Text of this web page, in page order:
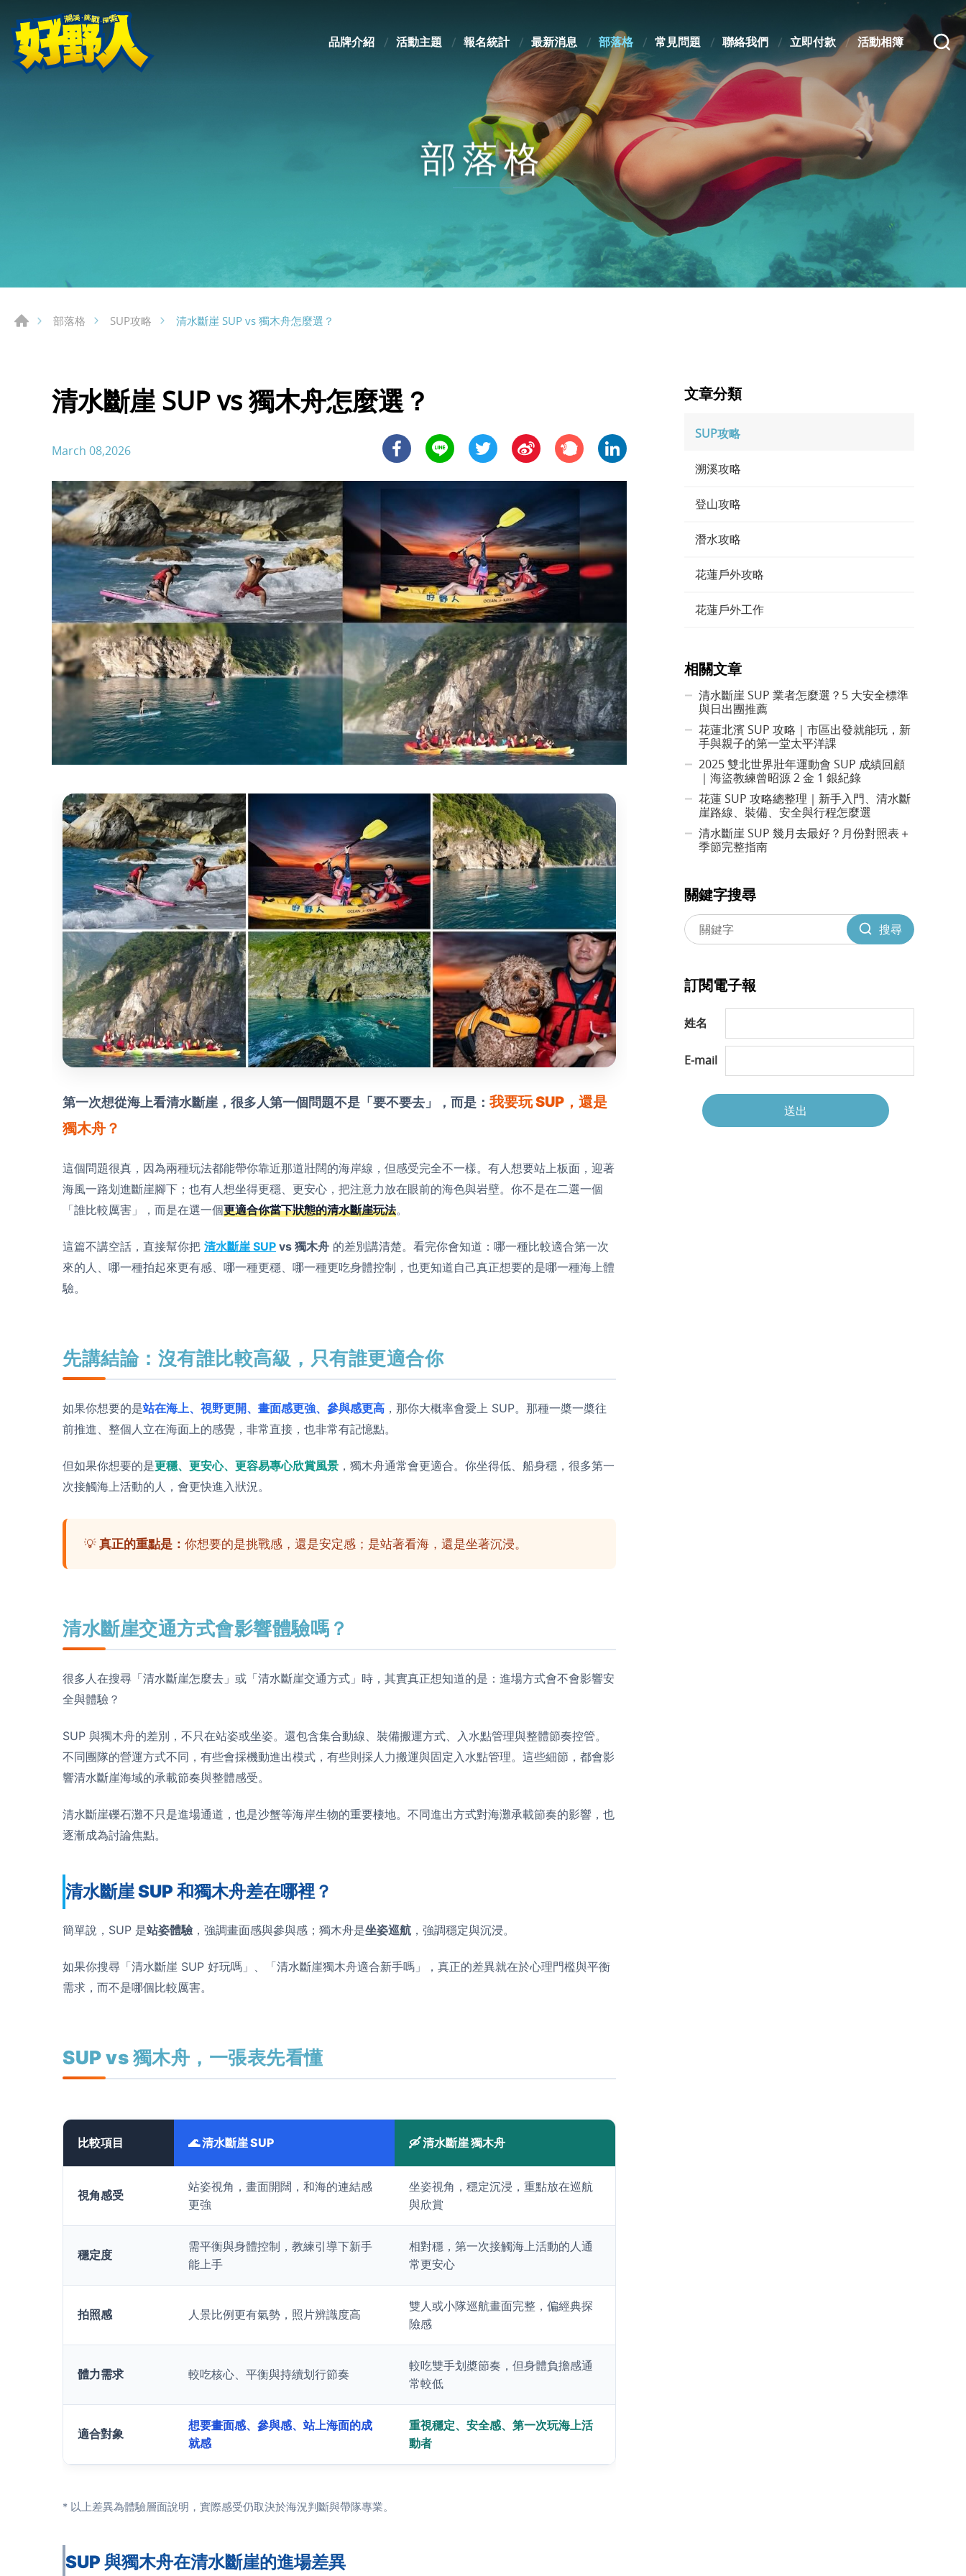
品牌介紹 活動主題 報名統計 最新消息 部落格 常見問題 聯絡我們 立即付款 活動相簿
部落格
部落格 SUP攻略 清水斷崖 SUP vs 獨木舟怎麼選？
清水斷崖 SUP vs 獨木舟怎麼選？
March 08,2026
第一次想從海上看清水斷崖，很多人第一個問題不是「要不要去」，而是： 我要玩 SUP，還是
獨木舟？
這個問題很真，因為兩種玩法都能帶你靠近那道壯闊的海岸線，但感受完全不一樣。有人想要站上板面，迎著
海風一路划進斷崖腳下；也有人想坐得更穩、更安心，把注意力放在眼前的海色與岩壁。你不是在二選一個
「誰比較厲害」，而是在選一個更適合你當下狀態的清水斷崖玩法。
這篇不講空話，直接幫你把 清水斷崖 SUP vs 獨木舟 的差別講清楚。看完你會知道：哪一種比較適合第一次
來的人、哪一種拍起來更有感、哪一種更穩、哪一種更吃身體控制，也更知道自己真正想要的是哪一種海上體
驗。
先講結論：沒有誰比較高級，只有誰更適合你
如果你想要的是站在海上、視野更開、畫面感更強、參與感更高 ，那你大概率會愛上 SUP。那種一槳一槳往
前推進、整個人立在海面上的感覺，非常直接，也非常有記憶點。
但如果你想要的是更穩、更安心、更容易專心欣賞風景 ，獨木舟通常會更適合。你坐得低、船身穩，很多第一
次接觸海上活動的人，會更快進入狀況。
💡 真正的重點是： 你想要的是挑戰感，還是安定感；是站著看海，還是坐著沉浸。
清水斷崖交通方式會影響體驗嗎？
很多人在搜尋「清水斷崖怎麼去」或「清水斷崖交通方式」時，其實真正想知道的是：進場方式會不會影響安
全與體驗？
SUP 與獨木舟的差別，不只在站姿或坐姿。還包含集合動線、裝備搬運方式、入水點管理與整體節奏控管。
不同團隊的營運方式不同，有些會採機動進出模式，有些則採人力搬運與固定入水點管理。這些細節，都會影
響清水斷崖海域的承載節奏與整體感受。
清水斷崖礫石灘不只是進場通道，也是沙蟹等海岸生物的重要棲地。不同進出方式對海灘承載節奏的影響，也
逐漸成為討論焦點。
清水斷崖 SUP 和獨木舟差在哪裡？
簡單說，SUP 是站姿體驗 ，強調畫面感與參與感；獨木舟是坐姿巡航 ，強調穩定與沉浸。
如果你搜尋「清水斷崖 SUP 好玩嗎」、「清水斷崖獨木舟適合新手嗎」，真正的差異就在於心理門檻與平衡
需求，而不是哪個比較厲害。
SUP vs 獨木舟，一張表先看懂
比較項目 🌊 清水斷崖 SUP 🛶 清水斷崖 獨木舟
視角感受
站姿視角，畫面開闊，和海的連結感
更強
坐姿視角，穩定沉浸，重點放在巡航
與欣賞
穩定度
需平衡與身體控制，教練引導下新手
能上手
相對穩，第一次接觸海上活動的人通
常更安心
拍照感 人景比例更有氣勢，照片辨識度高
雙人或小隊巡航畫面完整，偏經典探
險感
體力需求 較吃核心、平衡與持續划行節奏
較吃雙手划槳節奏，但身體負擔感通
常較低
適合對象
想要畫面感、參與感、站上海面的成
就感
重視穩定、安全感、第一次玩海上活
動者
* 以上差異為體驗層面說明，實際感受仍取決於海況判斷與帶隊專業。
SUP 與獨木舟在清水斷崖的進場差異
文章分類
SUP攻略
溯溪攻略
登山攻略
潛水攻略
花蓮戶外攻略
花蓮戶外工作
相關文章
清水斷崖 SUP 業者怎麼選？5 大安全標準
與日出團推薦
花蓮北濱 SUP 攻略｜市區出發就能玩，新
手與親子的第一堂太平洋課
2025 雙北世界壯年運動會 SUP 成績回顧
｜海盜教練曾昭源 2 金 1 銀紀錄
花蓮 SUP 攻略總整理｜新手入門、清水斷
崖路線、裝備、安全與行程怎麼選
清水斷崖 SUP 幾月去最好？月份對照表＋
季節完整指南
關鍵字搜尋
搜尋
訂閱電子報
姓名
E-mail
送出